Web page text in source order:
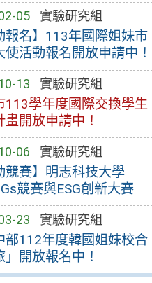
05 實驗研究組
報名】113年國際姐妹市
使活動報名開放申請中！
13 實驗研究組
113學年度國際交換學生
畫開放申請中！
06 實驗研究組
競賽】明志科技大學
競賽與ESG創新大賽
23 實驗研究組
部112年度韓國姐妹校合
」開放報名中！